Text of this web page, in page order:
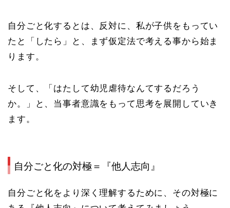
自分ごと化するとは、反対に、 私が子供をもってい
たと「したら」と、まず仮定法で考える事から始ま
ります。
そして、「はたして幼児虐待なんてするだろう
か。」と、当事者意識をもって思考を展開していき
ます。
自分ごと化の対極＝『他人志向』
自分ごと化をより深く理解するために、その対極に